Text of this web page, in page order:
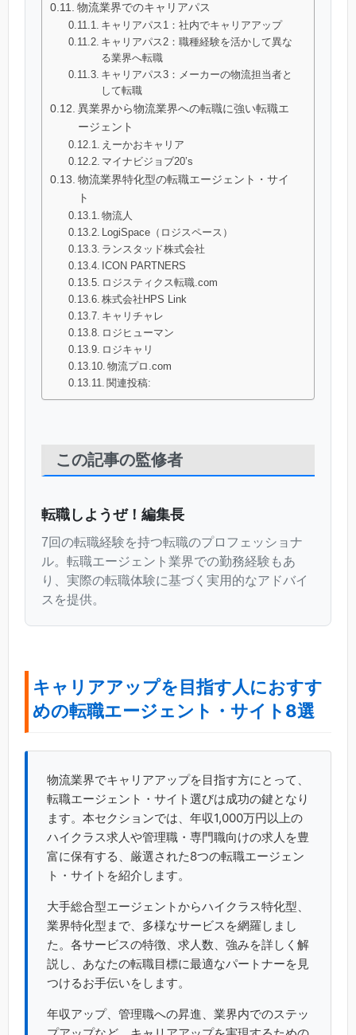
物流業界でのキャリアパス
キャリアパス1：社内でキャリアアップ
キャリアパス2：職種経験を活かして異な
る業界へ転職
キャリアパス3：メーカーの物流担当者と
して転職
異業界から物流業界への転職に強い転職エ
ージェント
えーかおキャリア
マイナビジョブ20’s
物流業界特化型の転職エージェント・サイ
ト
物流人
LogiSpace（ロジスペース）
ランスタッド株式会社
ICON PARTNERS
ロジスティクス転職.com
株式会社HPS Link
キャリチャレ
ロジヒューマン
ロジキャリ
物流プロ.com
関連投稿:
この記事の監修者
転職しようぜ！編集長
7回の転職経験を持つ転職のプロフェッショナ
ル。転職エージェント業界での勤務経験もあ
り、実際の転職体験に基づく実用的なアドバイ
スを提供。
キャリアアップを目指す人におすす
めの転職エージェント・サイト8選
物流業界でキャリアアップを目指す方にとって、
転職エージェント・サイト選びは成功の鍵となり
ます。本セクションでは、年収1,000万円以上の
ハイクラス求人や管理職・専門職向けの求人を豊
富に保有する、厳選された8つの転職エージェン
ト・サイトを紹介します。
大手総合型エージェントからハイクラス特化型、
業界特化型まで、多様なサービスを網羅しまし
た。各サービスの特徴、求人数、強みを詳しく解
説し、あなたの転職目標に最適なパートナーを見
つけるお手伝いをします。
年収アップ、管理職への昇進、業界内でのステッ